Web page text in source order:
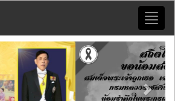
Next